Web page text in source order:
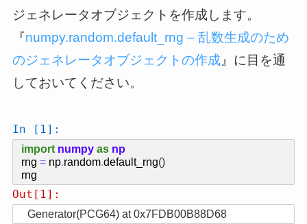
ジェネレータオブジェクトを作成します。
『numpy.random.default_rng – 乱数生成のため
のジェネレータオブジェクトの作成』に目を通
しておいてください。
In [1]:
import numpy as np
rng = np.random.default_rng()
rng
Out[1]:
Generator(PCG64) at 0x7FDB00B88D68